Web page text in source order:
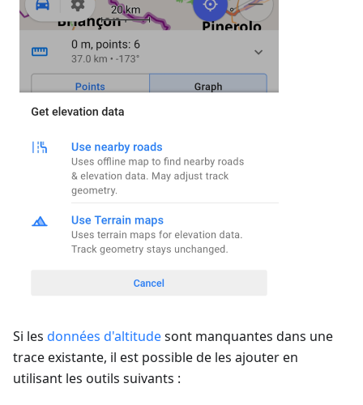
Si les données d'altitudesont manquantes dans une
trace existante, il est possible de les ajouter en
utilisant les outils suivants :